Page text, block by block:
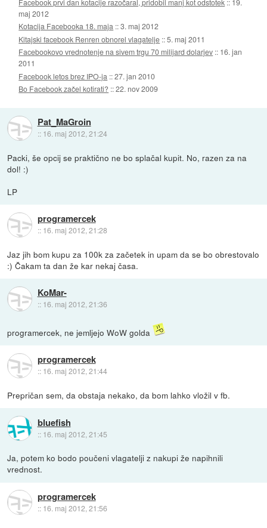
Facebook prvi dan kotacije razočaral, pridobil manj kot odstotek :: 19.
maj 2012
Kotacija Facebooka 18. maja ::3. maj 2012
Kitajski facebook Renren obnorel vlagatelje ::5. maj 2011
Facebookovo vrednotenje na sivem trgu 70 milijard dolarjev :: 16. jan
2011
Facebook letos brez IPO-ja ::27. jan 2010
Bo Facebook začel kotirati? ::22. nov 2009
Pat_MaGroin
:: 16. maj 2012, 21:24
Packi, še opcij se praktično ne bo splačal kupit. No, razen za na
dol! :)
LP
programercek
:: 16. maj 2012, 21:28
Jaz jih bom kupu za 100k za začetek in upam da se bo obrestovalo
:) Čakam ta dan že kar nekaj časa.
KoMar-
:: 16. maj 2012, 21:36
programercek, ne jemljejo WoW golda
programercek
:: 16. maj 2012, 21:44
Prepričan sem, da obstaja nekako, da bom lahko vložil v fb.
bluefish
:: 16. maj 2012, 21:45
Ja, potem ko bodo poučeni vlagatelji z nakupi že napihnili
vrednost.
programercek
:: 16. maj 2012, 21:56